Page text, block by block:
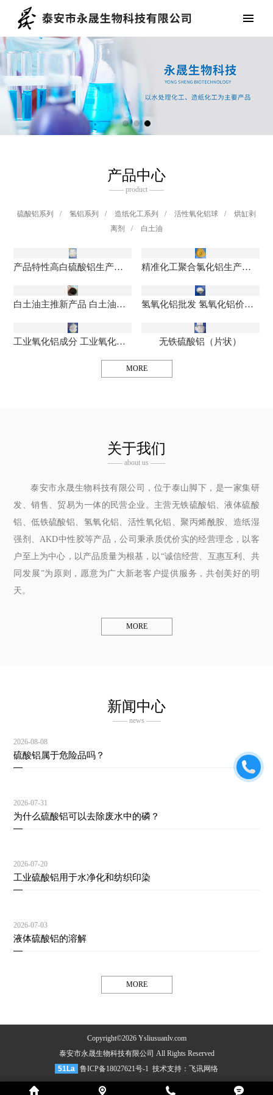
产品中心
—— product ——
硫酸铝系列 / 氢铝系列 / 造纸化工系列 / 活性氧化铝球 /
烘缸剥
离剂
/ 白土油
产品特性高白硫酸铝生产厂家 高白硫酸铝的应用范围 精准化工聚合氯化铝生产厂家 聚合氯化铝厂家
白土油主推新产品 白土油生产厂家 浸出油询价管理 氢氧化铝批发 氢氧化铝价格实惠 氢氧化铝生产厂家
工业氧化铝成分 工业氧化铝质量标准 氧化铝生产厂家 无铁硫酸铝（片状）
MORE
关于我们
—— about us ——
泰安市永晟生物科技有限公司，位于泰山脚下，是一家集研
发、销售、贸易为一体的民营企业。主营无铁硫酸铝、液体硫酸
铝、低铁硫酸铝、氢氧化铝、活性氧化铝、聚丙烯酰胺、造纸湿
强剂、AKD中性胶等产品，公司秉承质优价实的经营理念，以客
户至上为中心，以产品质量为根基，以“诚信经营、互惠互利、共
同发展”为原则，愿意为广大新老客户提供服务，共创美好的明
天。
MORE
新闻中心
—— news ——
2026-08-08
硫酸铝属于危险品吗？
2026-07-31
为什么硫酸铝可以去除废水中的磷？
2026-07-20
工业硫酸铝用于水净化和纺织印染
2026-07-03
液体硫酸铝的溶解
MORE
Copyright©2026 Ysliusuanlv.com
泰安市永晟生物科技有限公司 All Rights Reserved
51La 鲁ICP备18027621号-1 技术支持： 飞讯网络